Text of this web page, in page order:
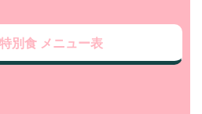
別食 メニュー表